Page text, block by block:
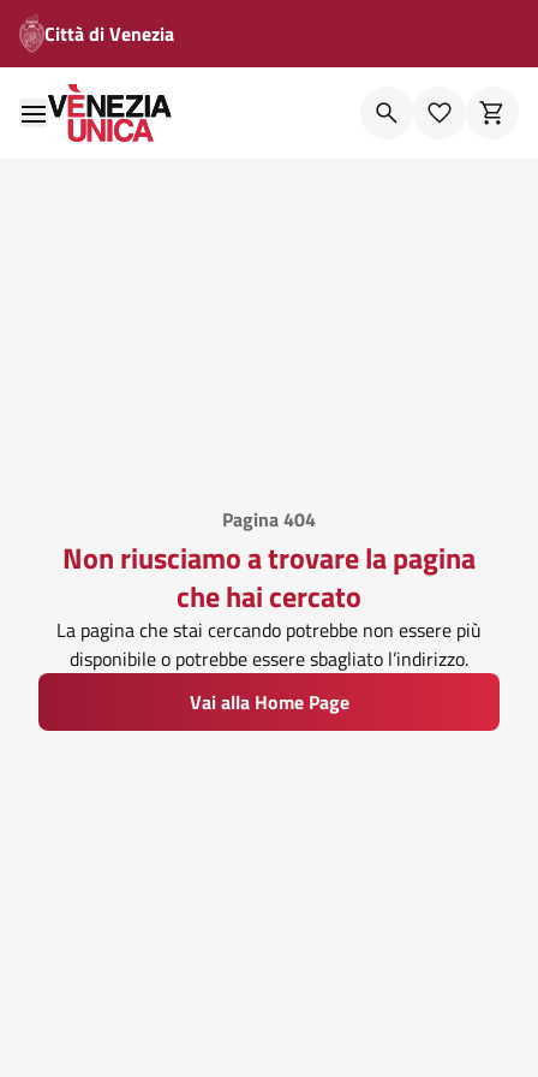
Città di Venezia
Pagina 404
Non riusciamo a trovare la pagina
che hai cercato
La pagina che stai cercando potrebbe non essere più
disponibile o potrebbe essere sbagliato l’indirizzo.
Vai alla Home Page